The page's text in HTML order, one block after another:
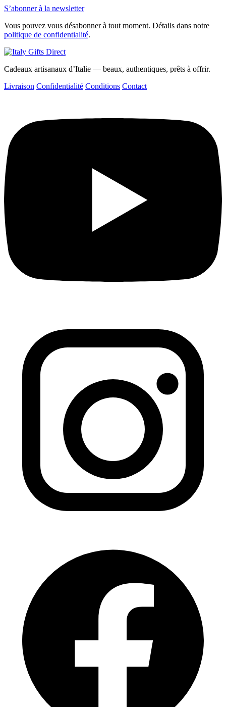
S’abonner à la newsletter
Vous pouvez vous désabonner à tout moment. Détails dans notre
politique de confidentialité.
Cadeaux artisanaux d’Italie — beaux, authentiques, prêts à offrir.
Livraison Confidentialité Conditions Contact